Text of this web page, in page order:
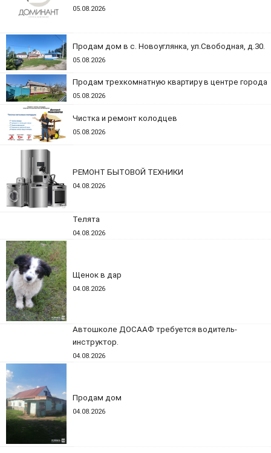
05.08.2026
Продам дом в с. Новоуглянка, ул.Свободная, д.30.
05.08.2026
Продам трехкомнатную квартиру в центре города
05.08.2026
Чистка и ремонт колодцев
05.08.2026
РЕМОНТ БЫТОВОЙ ТЕХНИКИ
04.08.2026
Телята
04.08.2026
Щенок в дар
04.08.2026
Автошколе ДОСААФ требуется водитель-
инструктор.
04.08.2026
Продам дом
04.08.2026